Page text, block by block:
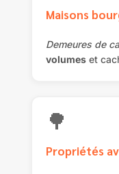
Maisons
Demeures de
volumeset
🌳
Propriétés